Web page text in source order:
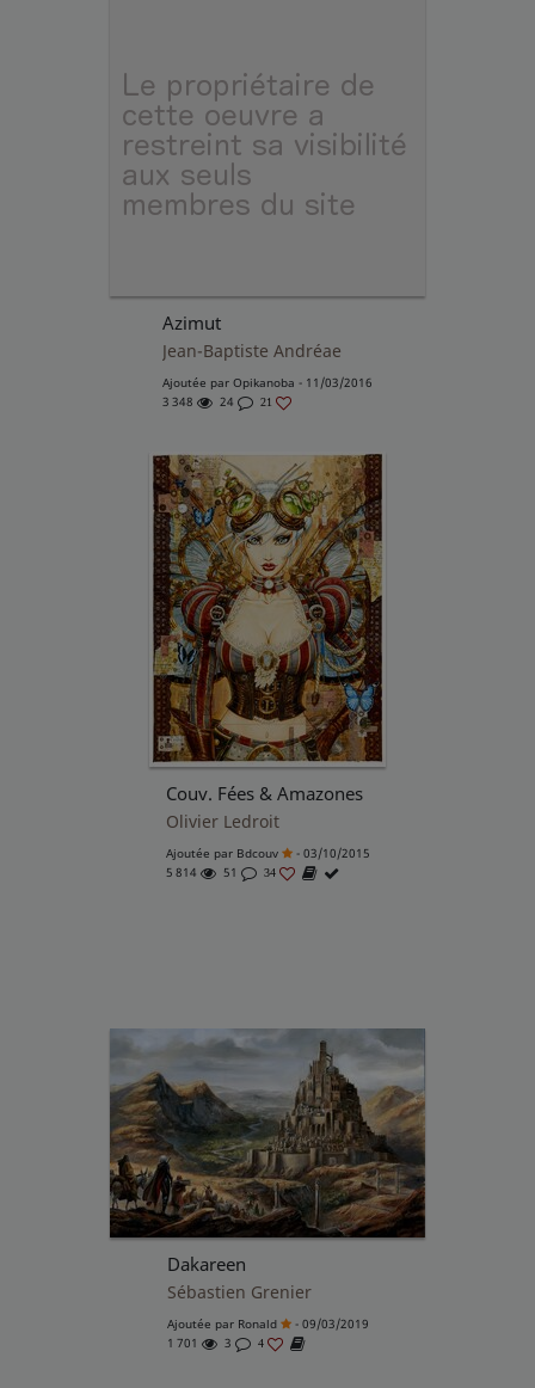
Azimut
Jean-Baptiste Andréae
Ajoutée par Opikanoba - 11/03/2016
3 348
24 21
Couv. Fées & Amazones
Olivier Ledroit
Ajoutée par Bdcouv
- 03/10/2015
5 814
51 34
Dakareen
Sébastien Grenier
Ajoutée par Ronald
- 09/03/2019
1 701
3 4